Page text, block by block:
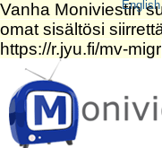
Siirry
sisältöön.
|
Siirry
navigointiin
English